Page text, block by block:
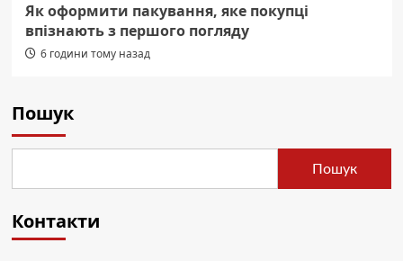
Як оформити пакування, яке покупці
впізнають з першого погляду
6 години тому назад
Пошук
Пошук
Контакти